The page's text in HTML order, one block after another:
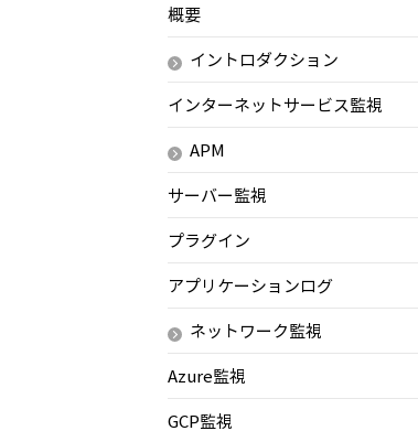
概要
イントロダクション
インターネットサービス監視
APM
サーバー監視
プラグイン
アプリケーションログ
ネットワーク監視
Azure監視
GCP監視